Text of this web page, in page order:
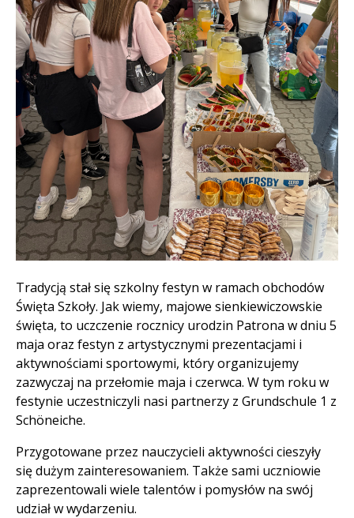
Treść
Tradycją stał się szkolny festyn w ramach obchodów
Święta Szkoły. Jak wiemy, majowe sienkiewiczowskie
święta, to uczczenie rocznicy urodzin Patrona w dniu 5
maja oraz festyn z artystycznymi prezentacjami i
aktywnościami sportowymi, który organizujemy
zazwyczaj na przełomie maja i czerwca. W tym roku w
festynie uczestniczyli nasi partnerzy z Grundschule 1 z
Schöneiche.
Przygotowane przez nauczycieli aktywności cieszyły
się dużym zainteresowaniem. Także sami uczniowie
zaprezentowali wiele talentów i pomysłów na swój
udział w wydarzeniu.